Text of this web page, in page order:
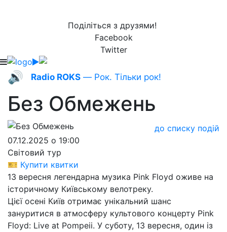
Поділіться з друзями!
Facebook
Twitter
🔊 Radio ROKS — Рок. Тільки рок!
Без Обмежень
до списку подій
07.12.2025 о 19:00
Світовий тур
🎫 Купити квитки
13 вересня легендарна музика Pink Floyd оживе на
історичному Київському велотреку.
Цієї осені Київ отримає унікальний шанс
зануритися в атмосферу культового концерту Pink
Floyd: Live at Pompeii. У суботу, 13 вересня, один із